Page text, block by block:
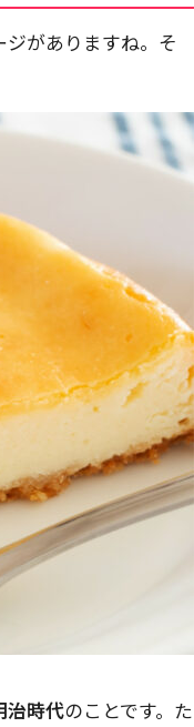
ジがありますね。そ
治時代のことです。た